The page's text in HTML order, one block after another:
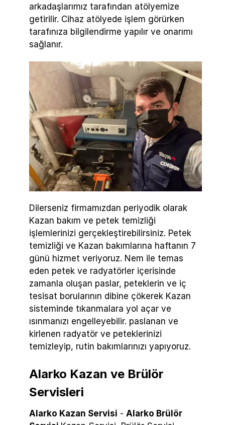
arkadaşlarımız tarafından atölyemize
getirilir. Cihaz atölyede işlem görürken
tarafınıza bilgilendirme yapılır ve onarımı
sağlanır.
Dilerseniz firmamızdan periyodik olarak
Kazan bakım ve petek temizliği
işlemlerinizi gerçekleştirebilirsiniz. Petek
temizliği ve Kazan bakımlarına haftanın 7
günü hizmet veriyoruz. Nem ile temas
eden petek ve radyatörler içerisinde
zamanla oluşan paslar, peteklerin ve iç
tesisat borularının dibine çökerek Kazan
sisteminde tıkanmalara yol açar ve
ısınmanızı engelleyebilir. paslanan ve
kirlenen radyatör ve peteklerinizi
temizleyip, rutin bakımlarınızı yapıyoruz.
Alarko Kazan ve Brülör
Servisleri
Alarko Kazan Servisi - Alarko Brülör